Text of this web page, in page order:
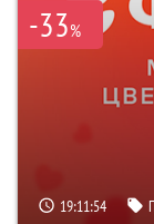
-33%
19:11:53